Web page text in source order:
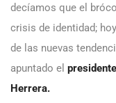
decíamos que el
crisis de identidad;
de las nuevas
apuntado el
Herrera.